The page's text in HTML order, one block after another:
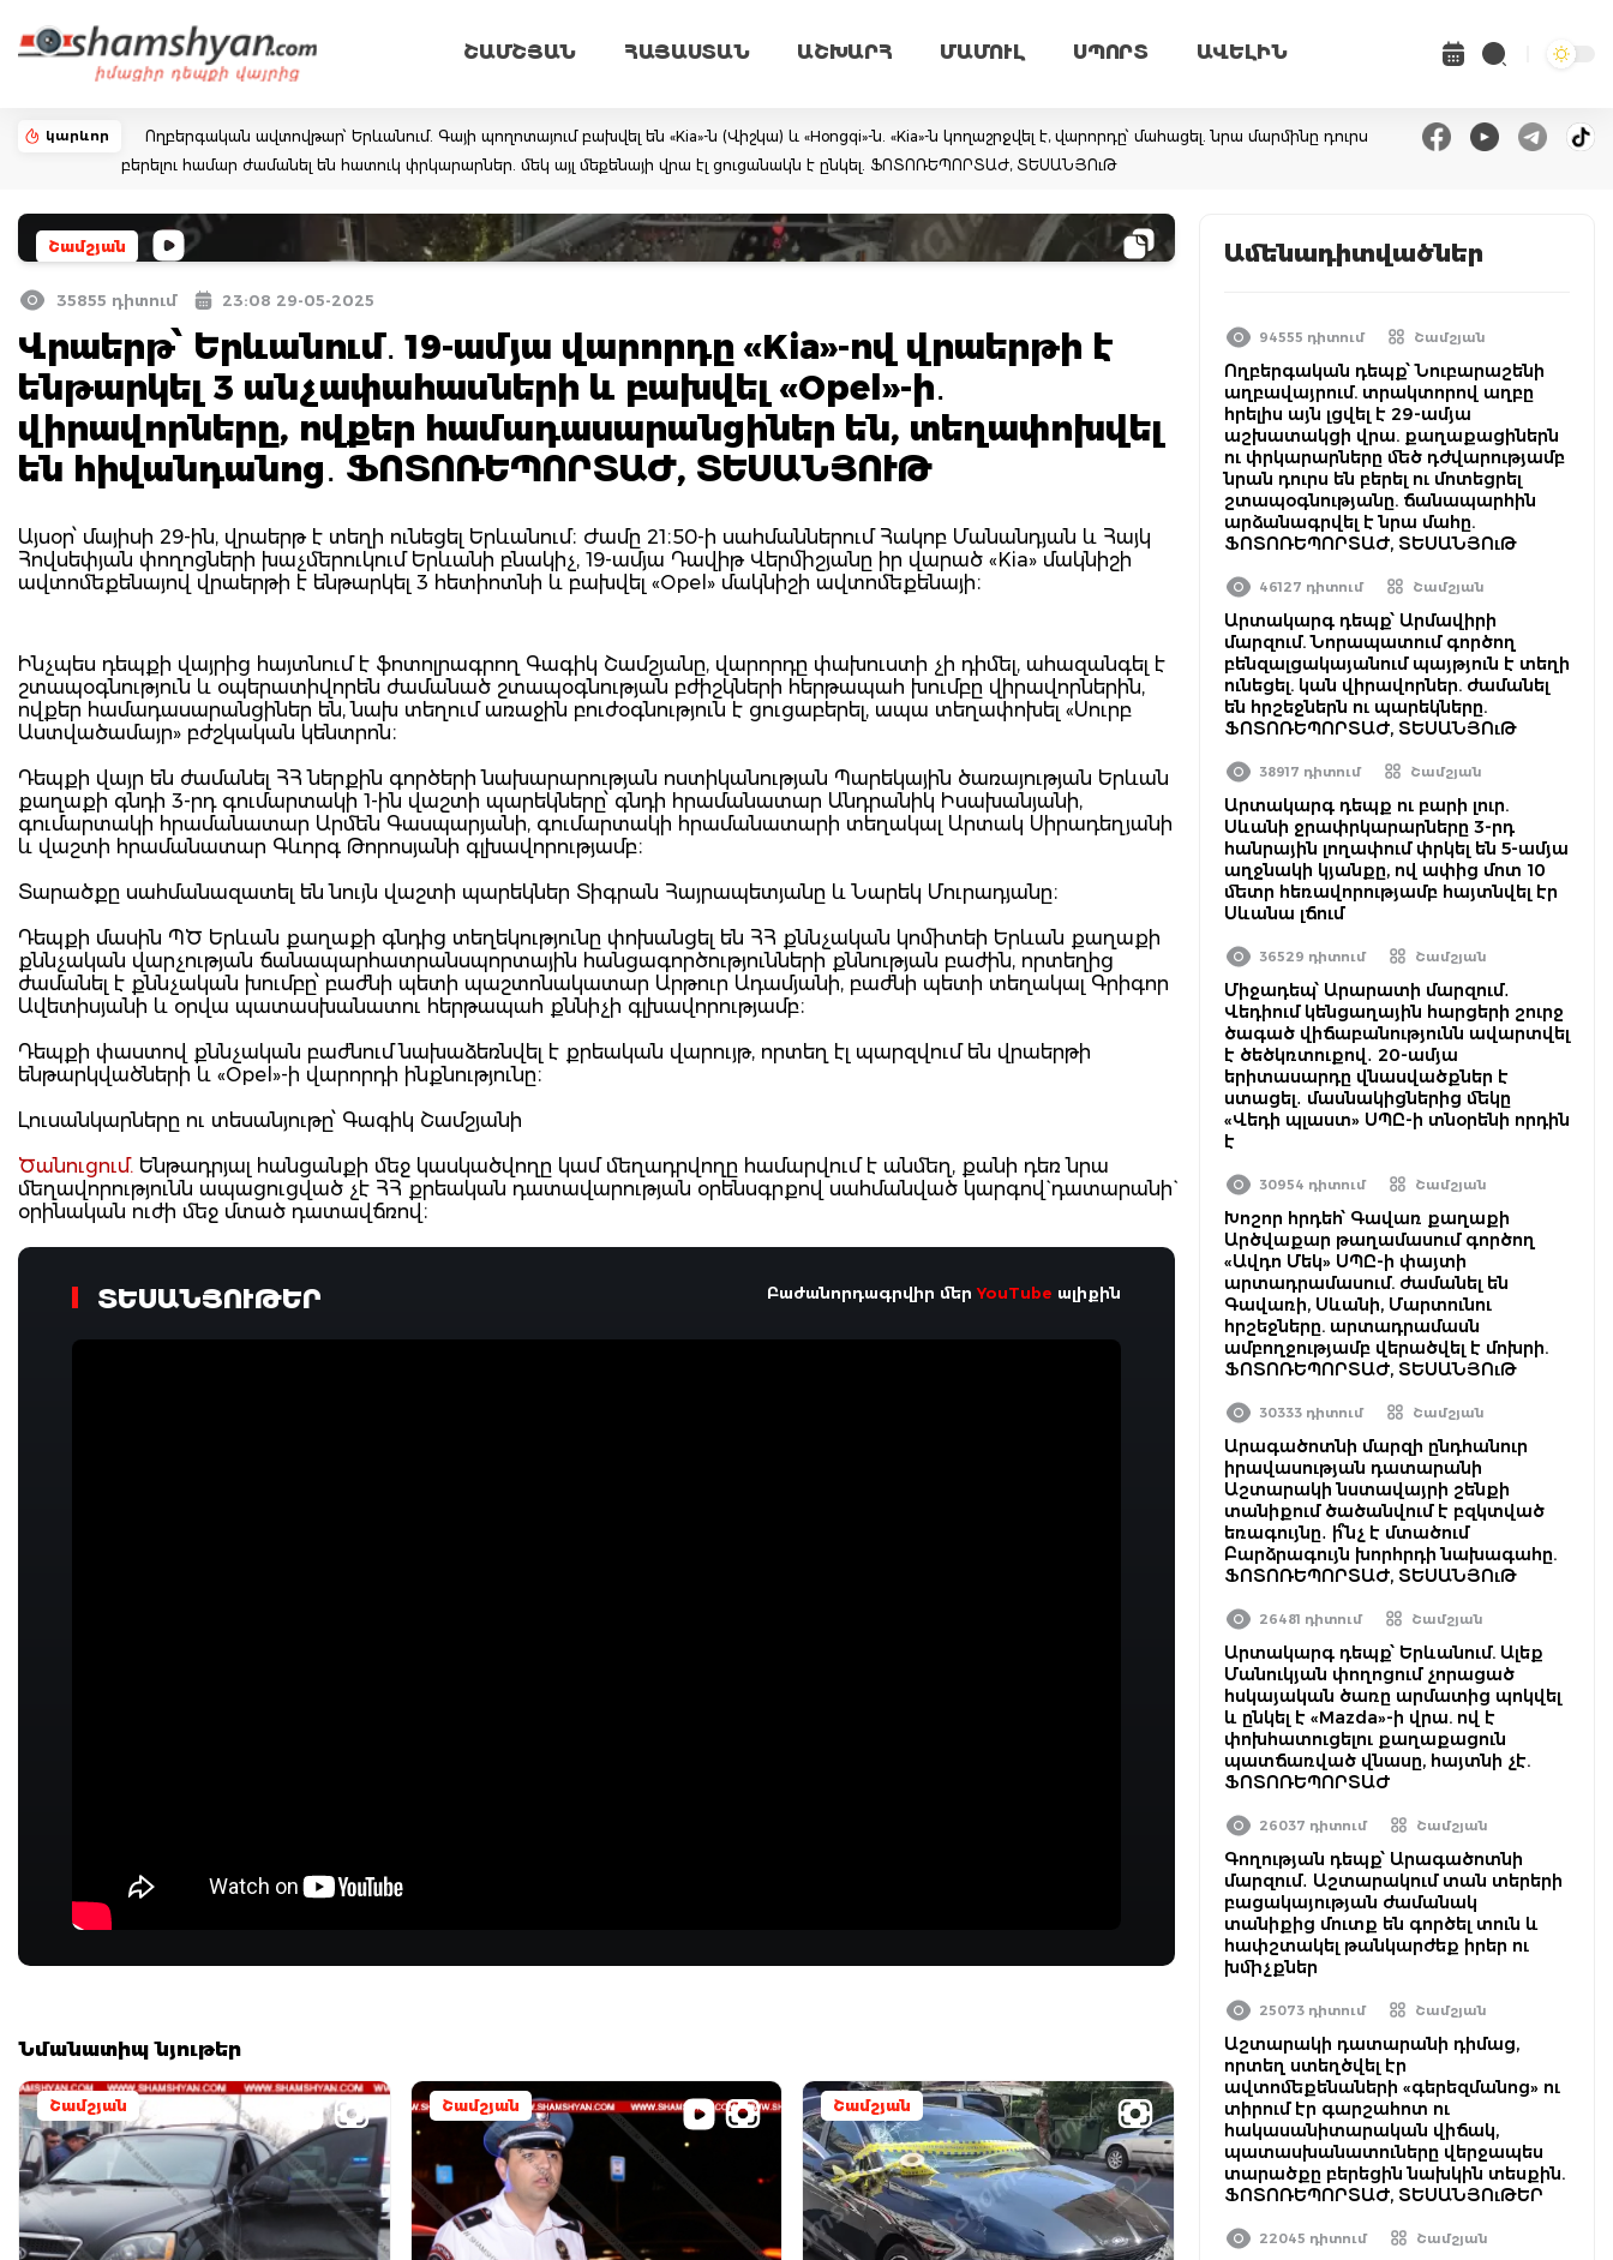
ՇԱՄՇՅԱՆ ՀԱՅԱՍՏԱՆ ԱՇԽԱՐՀ ՄԱՄՈՒԼ ՍՊՈՐՏ ԱՎԵԼԻՆ
կարևոր
Ողբերգական ավտովթար՝ Երևանում. Գայի պողոտայում բախվել են «Kia»-ն (Վիշկա) և «Hongqi»-ն. «Kia»-ն կողաշրջվել է, վարորդը՝ մահացել. նրա մարմինը դուրս
բերելու համար ժամանել են հատուկ փրկարարներ. մեկ այլ մեքենայի վրա էլ ցուցանակն է ընկել. ՖՈՏՈՌԵՊՈՐՏԱԺ, ՏԵՍԱՆՅՈւԹ
Շամշյան
35855 դիտում 23:08 29-05-2025
Վրաերթ՝ Երևանում․ 19-ամյա վարորդը «Kia»-ով վրաերթի է
ենթարկել 3 անչափահասների և բախվել «Opel»-ի․
վիրավորները, ովքեր համադասարանցիներ են, տեղափոխվել
են հիվանդանոց․ ՖՈՏՈՌԵՊՈՐՏԱԺ, ՏԵՍԱՆՅՈՒԹ
Այսօր՝ մայիսի 29-ին, վրաերթ է տեղի ունեցել Երևանում։ Ժամը 21։50-ի սահմաններում Հակոբ Մանանդյան և Հայկ
Հովսեփյան փողոցների խաչմերուկում Երևանի բնակիչ, 19-ամյա Դավիթ Վերմիշյանը իր վարած «Kia» մակնիշի
ավտոմեքենայով վրաերթի է ենթարկել 3 հետիոտնի և բախվել «Opel» մակնիշի ավտոմեքենայի։
Ինչպես դեպքի վայրից հայտնում է ֆոտոլրագրող Գագիկ Շամշյանը, վարորդը փախուստի չի դիմել, ահազանգել է
շտապօգնություն և օպերատիվորեն ժամանած շտապօգնության բժիշկների հերթապահ խումբը վիրավորներին,
ովքեր համադասարանցիներ են, նախ տեղում առաջին բուժօգնություն է ցուցաբերել, ապա տեղափոխել «Սուրբ
Աստվածամայր» բժշկական կենտրոն։
Դեպքի վայր են ժամանել ՀՀ ներքին գործերի նախարարության ոստիկանության Պարեկային ծառայության Երևան
քաղաքի գնդի 3-րդ գումարտակի 1-ին վաշտի պարեկները՝ գնդի հրամանատար Անդրանիկ Իսախանյանի,
գումարտակի հրամանատար Արմեն Գասպարյանի, գումարտակի հրամանատարի տեղակալ Արտակ Սիրադեղյանի
և վաշտի հրամանատար Գևորգ Թորոսյանի գլխավորությամբ։
Տարածքը սահմանազատել են նույն վաշտի պարեկներ Տիգրան Հայրապետյանը և Նարեկ Մուրադյանը։
Դեպքի մասին ՊԾ Երևան քաղաքի գնդից տեղեկությունը փոխանցել են ՀՀ քննչական կոմիտեի Երևան քաղաքի
քննչական վարչության ճանապարհատրանսպորտային հանցագործությունների քննության բաժին, որտեղից
ժամանել է քննչական խումբը՝ բաժնի պետի պաշտոնակատար Արթուր Ադամյանի, բաժնի պետի տեղակալ Գրիգոր
Ավետիսյանի և օրվա պատասխանատու հերթապահ քննիչի գլխավորությամբ։
Դեպքի փաստով քննչական բաժնում նախաձեռնվել է քրեական վարույթ, որտեղ էլ պարզվում են վրաերթի
ենթարկվածների և «Opel»-ի վարորդի ինքնությունը։
Լուսանկարները ու տեսանյութը՝ Գագիկ Շամշյանի
Ծանուցում. Ենթադրյալ հանցանքի մեջ կասկածվողը կամ մեղադրվողը համարվում է անմեղ, քանի դեռ նրա
մեղավորությունն ապացուցված չէ ՀՀ քրեական դատավարության օրենսգրքով սահմանված կարգով` դատարանի`
օրինական ուժի մեջ մտած դատավճռով։
ՏԵՍԱՆՅՈՒԹԵՐ Բաժանորդագրվիր մերYouTube ալիքին
Նմանատիպ նյութեր
Շամշյան Շամշյան Շամշյան
Ամենադիտվածներ
94555 դիտում Շամշյան
Ողբերգական դեպք՝ Նուբարաշենի
աղբավայրում. տրակտորով աղբը
հրելիս այն լցվել է 29-ամյա
աշխատակցի վրա. քաղաքացիներն
ու փրկարարները մեծ դժվարությամբ
նրան դուրս են բերել ու մոտեցրել
շտապօգնությանը. ճանապարհին
արձանագրվել է նրա մահը.
ՖՈՏՈՌԵՊՈՐՏԱԺ, ՏԵՍԱՆՅՈւԹ
46127 դիտում Շամշյան
Արտակարգ դեպք՝ Արմավիրի
մարզում. Նորապատում գործող
բենզալցակայանում պայթյուն է տեղի
ունեցել. կան վիրավորներ. ժամանել
են հրշեջներն ու պարեկները.
ՖՈՏՈՌԵՊՈՐՏԱԺ, ՏԵՍԱՆՅՈւԹ
38917 դիտում Շամշյան
Արտակարգ դեպք ու բարի լուր.
Սևանի ջրափրկարարները 3-րդ
հանրային լողափում փրկել են 5-ամյա
աղջնակի կյանքը, ով ափից մոտ 10
մետր հեռավորությամբ հայտնվել էր
Սևանա լճում
36529 դիտում Շամշյան
Միջադեպ՝ Արարատի մարզում․
Վեդիում կենցաղային հարցերի շուրջ
ծագած վիճաբանությունն ավարտվել
է ծեծկռտուքով․ 20-ամյա
երիտասարդը վնասվածքներ է
ստացել․ մասնակիցներից մեկը
«Վեդի պլաստ» ՍՊԸ-ի տնօրենի որդին
է
30954 դիտում Շամշյան
Խոշոր հրդեհ՝ Գավառ քաղաքի
Արծվաքար թաղամասում գործող
«Ավդո Մեկ» ՍՊԸ-ի փայտի
արտադրամասում. ժամանել են
Գավառի, Սևանի, Մարտունու
հրշեջները. արտադրամասն
ամբողջությամբ վերածվել է մոխրի.
ՖՈՏՈՌԵՊՈՐՏԱԺ, ՏԵՍԱՆՅՈւԹ
30333 դիտում Շամշյան
Արագածոտնի մարզի ընդհանուր
իրավասության դատարանի
Աշտարակի նստավայրի շենքի
տանիքում ծածանվում է բզկտված
եռագույնը․ ի՞նչ է մտածում
Բարձրագույն խորհրդի նախագահը.
ՖՈՏՈՌԵՊՈՐՏԱԺ, ՏԵՍԱՆՅՈւԹ
26481 դիտում Շամշյան
Արտակարգ դեպք՝ Երևանում. Ալեք
Մանուկյան փողոցում չորացած
հսկայական ծառը արմատից պոկվել
և ընկել է «Mazda»-ի վրա. ով է
փոխհատուցելու քաղաքացուն
պատճառված վնասը, հայտնի չէ.
ՖՈՏՈՌԵՊՈՐՏԱԺ
26037 դիտում Շամշյան
Գողության դեպք՝ Արագածոտնի
մարզում․ Աշտարակում տան տերերի
բացակայության ժամանակ
տանիքից մուտք են գործել տուն և
հափշտակել թանկարժեք իրեր ու
խմիչքներ
25073 դիտում Շամշյան
Աշտարակի դատարանի դիմաց,
որտեղ ստեղծվել էր
ավտոմեքենաների «գերեզմանոց» ու
տիրում էր գարշահոտ ու
հակասանիտարական վիճակ,
պատասխանատուները վերջապես
տարածքը բերեցին նախկին տեսքին.
ՖՈՏՈՌԵՊՈՐՏԱԺ, ՏԵՍԱՆՅՈւԹԵՐ
22045 դիտում Շամշյան